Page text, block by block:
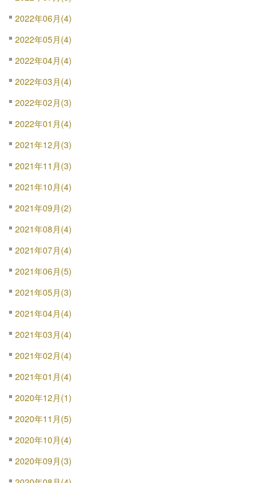
2022年06月(4)
2022年05月(4)
2022年04月(4)
2022年03月(4)
2022年02月(3)
2022年01月(4)
2021年12月(3)
2021年11月(3)
2021年10月(4)
2021年09月(2)
2021年08月(4)
2021年07月(4)
2021年06月(5)
2021年05月(3)
2021年04月(4)
2021年03月(4)
2021年02月(4)
2021年01月(4)
2020年12月(1)
2020年11月(5)
2020年10月(4)
2020年09月(3)